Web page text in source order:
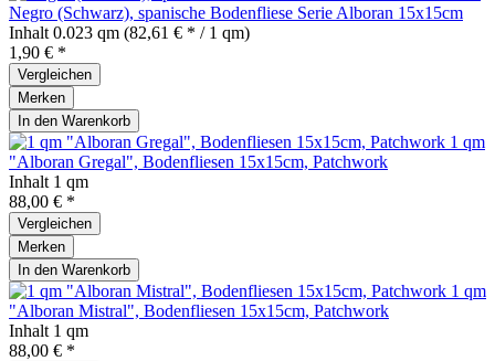
Negro (Schwarz), spanische Bodenfliese Serie Alboran 15x15cm
Inhalt 0.023 qm (82,61 € * / 1 qm)
1,90 € *
Vergleichen
Merken
In den Warenkorb
1 qm
"Alboran Gregal", Bodenfliesen 15x15cm, Patchwork
Inhalt 1 qm
88,00 € *
Vergleichen
Merken
In den Warenkorb
1 qm
"Alboran Mistral", Bodenfliesen 15x15cm, Patchwork
Inhalt 1 qm
88,00 € *